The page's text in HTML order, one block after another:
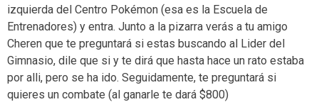
izquierda del Centro Pokémon (esa es la Escuela de
Entrenadores) y entra. Junto a la pizarra verás a tu amigo
Cheren que te preguntará si estas buscando al Lider del
Gimnasio, dile que si y te dirá que hasta hace un rato estaba
por alli, pero se ha ido. Seguidamente, te preguntará si
quieres un combate (al ganarle te dará $800)